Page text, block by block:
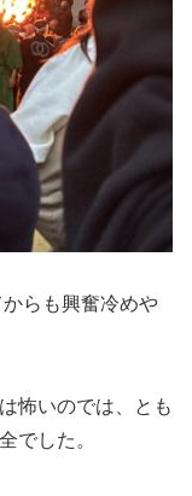
らも興奮冷めや
怖いのでは、とも
でした。